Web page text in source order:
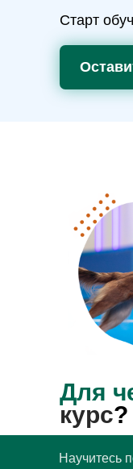
Старт
Для
курс?
Научитесь